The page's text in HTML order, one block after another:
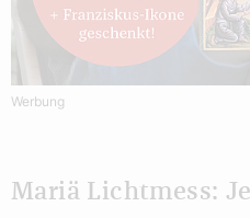
Werbung
Mariä Lichtmess: